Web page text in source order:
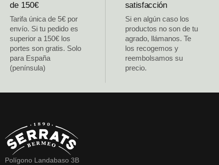
de 150€
Tarifa única de 5€ por
envío. Si tu pedido es
superior a 150€ los
portes son gratis. Solo
para España
(península)
satisfacción
Si en algún caso los
productos no son de tu
agrado, llámanos. Te
los recogemos y
reembolsamos su
precio.
Polígono Landabaso 3B